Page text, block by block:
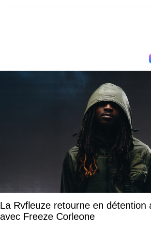
La Rvfleuze retourne en détention
avec Freeze Corleone